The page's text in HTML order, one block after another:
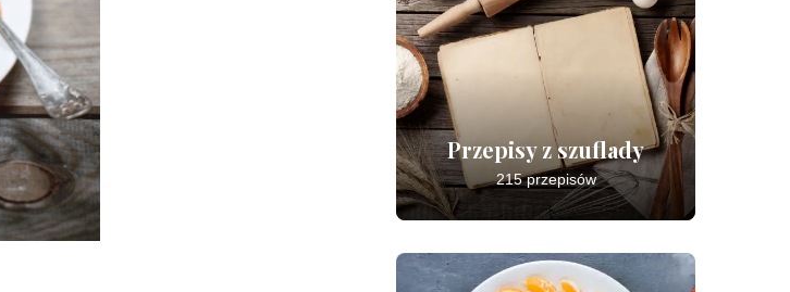
Przepisy z szuflady
215 przepisów